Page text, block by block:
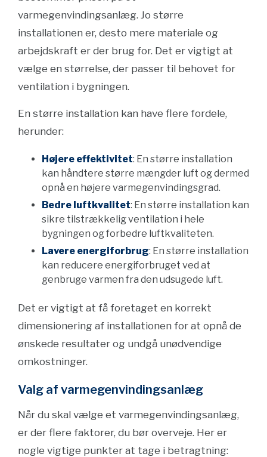
varmegenvindingsanlæg. Jo større
installationen er, desto mere materiale og
arbejdskraft er der brug for. Det er vigtigt at
vælge en størrelse, der passer til behovet for
ventilation i bygningen.
En større installation kan have flere fordele,
herunder:
Højere effektivitet: En større installation
kan håndtere større mængder luft og dermed
opnå en højere varmegenvindingsgrad.
Bedre luftkvalitet: En større installation kan
sikre tilstrækkelig ventilation i hele
bygningen og forbedre luftkvaliteten.
Lavere energiforbrug: En større installation
kan reducere energiforbruget ved at
genbruge varmen fra den udsugede luft.
Det er vigtigt at få foretaget en korrekt
dimensionering af installationen for at opnå de
ønskede resultater og undgå unødvendige
omkostninger.
Valg af varmegenvindingsanlæg
Når du skal vælge et varmegenvindingsanlæg,
er der flere faktorer, du bør overveje. Her er
nogle vigtige punkter at tage i betragtning: